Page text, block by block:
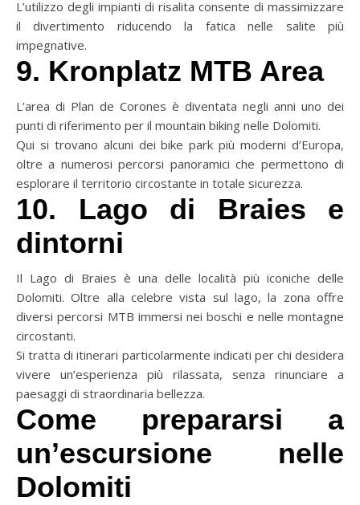
L’utilizzo degli impianti di risalita consente di massimizzare
il divertimento riducendo la fatica nelle salite più
impegnative.
9. Kronplatz MTB Area
L’area di Plan de Corones è diventata negli anni uno dei
punti di riferimento per il mountain biking nelle Dolomiti.
Qui si trovano alcuni dei bike park più moderni d’Europa,
oltre a numerosi percorsi panoramici che permettono di
esplorare il territorio circostante in totale sicurezza.
10. Lago di Braies e
dintorni
Il Lago di Braies è una delle località più iconiche delle
Dolomiti. Oltre alla celebre vista sul lago, la zona offre
diversi percorsi MTB immersi nei boschi e nelle montagne
circostanti.
Si tratta di itinerari particolarmente indicati per chi desidera
vivere un’esperienza più rilassata, senza rinunciare a
paesaggi di straordinaria bellezza.
Come prepararsi a
un’escursione nelle
Dolomiti